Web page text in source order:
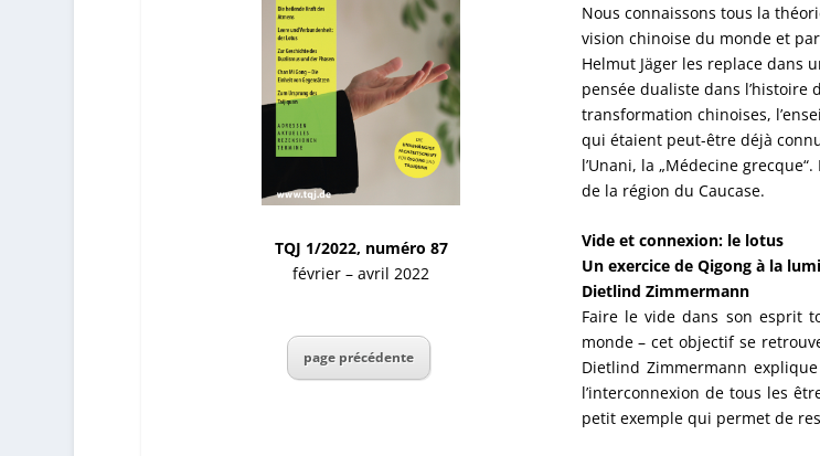
TQJ 1/2022, numéro 87
février – avril 2022
page précédente
Nous connaissons tous la
vision chinoise du monde et
Helmut Jäger les replace dans
pensée dualiste dans l’histoire
transformation chinoises,
qui étaient peut-être déjà
l’Unani, la „Médecine
de la région du Caucase.
Vide et connexion: le lotus
Un exercice de Qigong à la
Dietlind Zimmermann
Faire le vide dans son esprit
monde – cet objectif se
Dietlind Zimmermann
l’interconnexion de tous les
petit exemple qui permet de